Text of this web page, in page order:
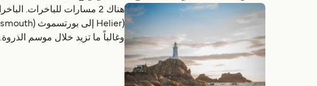
وغالباً ما تزيد خلال موسم الذروة.